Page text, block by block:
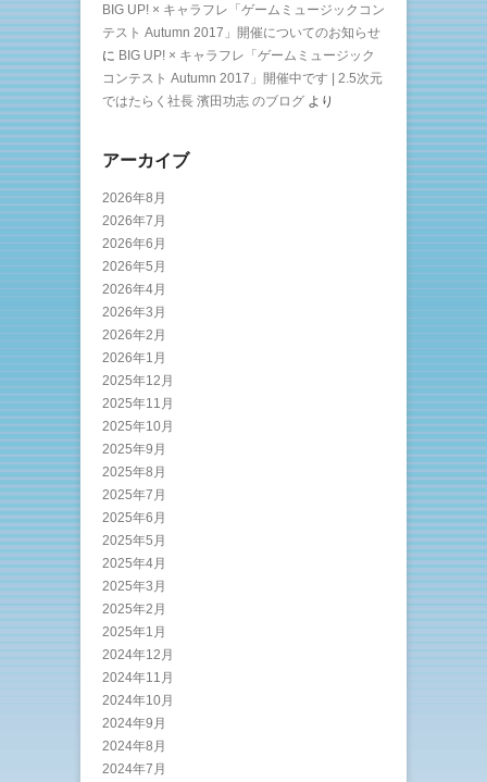
BIG UP! × キャラフレ「ゲームミュージックコン
テスト Autumn 2017」開催についてのお知らせ
に BIG UP! × キャラフレ「ゲームミュージック
コンテスト Autumn 2017」開催中です | 2.5次元
ではたらく社長 濱田功志 のブログ より
アーカイブ
2026年8月
2026年7月
2026年6月
2026年5月
2026年4月
2026年3月
2026年2月
2026年1月
2025年12月
2025年11月
2025年10月
2025年9月
2025年8月
2025年7月
2025年6月
2025年5月
2025年4月
2025年3月
2025年2月
2025年1月
2024年12月
2024年11月
2024年10月
2024年9月
2024年8月
2024年7月